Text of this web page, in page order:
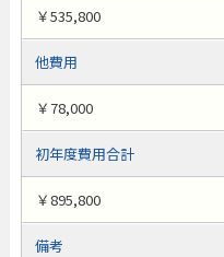
￥535,800
他費用
￥78,000
初年度費用合計
￥895,800
備考